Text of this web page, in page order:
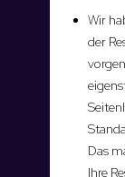
Wir
der
Das
Ihre